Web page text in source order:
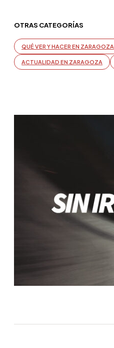
OTRAS CATEGORÍAS
QUÉ VER Y HACER EN ZARAGOZA
ACTUALIDAD EN ZARAGOZA